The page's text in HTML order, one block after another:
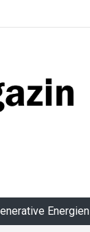
Energien